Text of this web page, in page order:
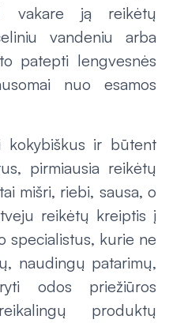
vakare ją reikėtų
vandeniu arba
patepti lengvesnės
nuo esamos
kokybiškus ir būtent
pirmiausia reikėtų
mišri, riebi, sausa, o
reikėtų kreiptis į
specialistus, kurie ne
naudingų patarimų,
odos priežiūros
produktų